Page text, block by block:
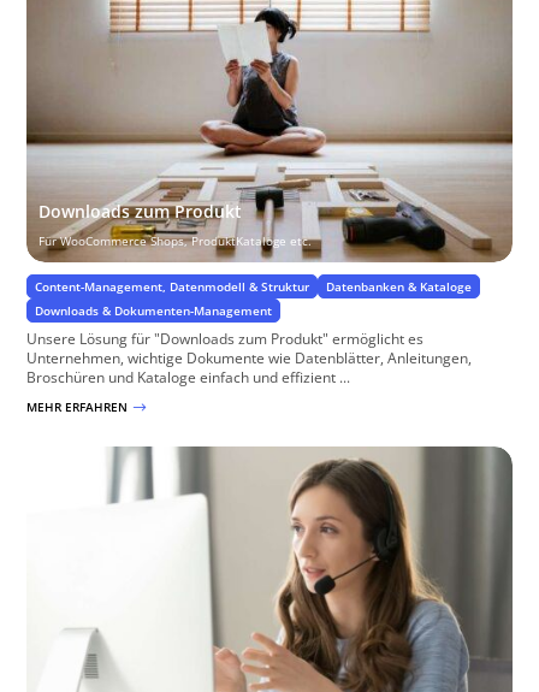
Downloads zum Produkt
Für WooCommerce Shops, ProduktKataloge etc.
Content-Management, Datenmodell & Struktur
Datenbanken & Kataloge
Downloads & Dokumenten-Management
Unsere Lösung für "Downloads zum Produkt" ermöglicht es
Unternehmen, wichtige Dokumente wie Datenblätter, Anleitungen,
Broschüren und Kataloge einfach und effizient ...
MEHR ERFAHREN $